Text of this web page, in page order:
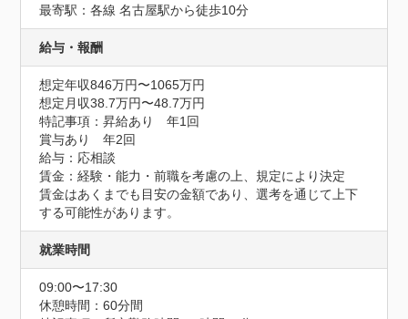
最寄駅：各線 名古屋駅から徒歩10分
給与・報酬
想定年収846万円〜1065万円
想定月収38.7万円〜48.7万円
特記事項：昇給あり　年1回
賞与あり　年2回
給与：応相談
賃金：経験・能力・前職を考慮の上、規定により決定
賃金はあくまでも目安の金額であり、選考を通じて上下
する可能性があります。
就業時間
09:00〜17:30
休憩時間：60分間